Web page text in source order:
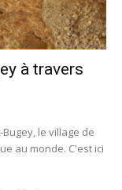
à travers
le village de
au monde. C'est ici